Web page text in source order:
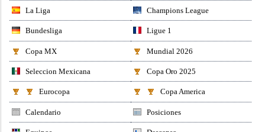
La Liga Champions League
Bundesliga Ligue 1
Copa MX Mundial 2026
Seleccion Mexicana Copa Oro 2025
Eurocopa Copa America
Calendario Posiciones